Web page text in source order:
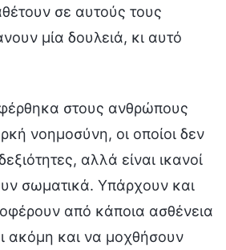
σε αυτούς τους
μία δουλειά, κι αυτό
στους ανθρώπους
νοημοσύνη, οι οποίοι δεν
αλλά είναι ικανοί
σωματικά. Υπάρχουν και
από κάποια ασθένεια
ακόμη και να μοχθήσουν